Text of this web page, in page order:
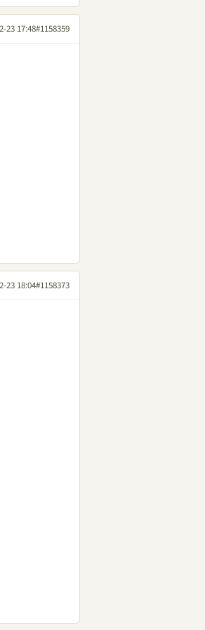
23 17:48#1158359
23 18:04#1158373